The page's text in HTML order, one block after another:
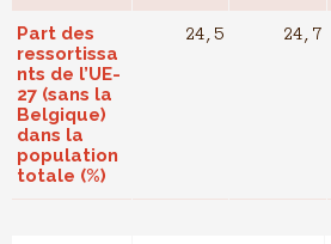
Part des
ressortissa
nts de l’UE-
27 (sans la
Belgique)
dans la
population
totale (%)
24,5 24,7